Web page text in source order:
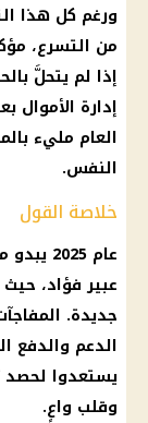
ورغم كل هذا
من التسرع،
إذا لم يتحلَّ
إدارة الأموال
العام مليء
النفس.
خلاصة القول
عام
عبير فؤاد،
جديدة.
الدعم والدفع
يستعدوا لحصد
وقلب واعٍ.